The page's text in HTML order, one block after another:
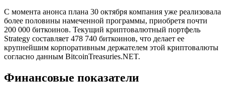
С момента анонса плана 30 октября компания уже реализовала
более половины намеченной программы, приобретя почти
200 000 биткоинов. Текущий криптовалютный портфель
Strategy составляет 478 740 биткоинов, что делает ее
крупнейшим корпоративным держателем этой криптовалюты
согласно данным BitcoinTreasuries.NET.
Финансовые показатели